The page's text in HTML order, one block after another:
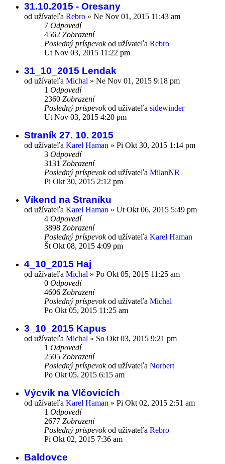
31.10.2015 - Oresany
od užívateľa Rebro » Ne Nov 01, 2015 11:43 am
7 Odpovedí
4562 Zobrazení
Posledný príspevokod užívateľa Rebro
Ut Nov 03, 2015 11:22 pm
31_10_2015 Lendak
od užívateľa Michal » Ne Nov 01, 2015 9:18 pm
1 Odpovedí
2360 Zobrazení
Posledný príspevokod užívateľa sidewinder
Ut Nov 03, 2015 4:20 pm
Straník 27. 10. 2015
od užívateľa Karel Haman » Pi Okt 30, 2015 1:14 pm
3 Odpovedí
3131 Zobrazení
Posledný príspevokod užívateľa MilanNR
Pi Okt 30, 2015 2:12 pm
Víkend na Straníku
od užívateľa Karel Haman » Ut Okt 06, 2015 5:49 pm
4 Odpovedí
3898 Zobrazení
Posledný príspevokod užívateľa Karel Haman
Št Okt 08, 2015 4:09 pm
4_10_2015 Haj
od užívateľa Michal » Po Okt 05, 2015 11:25 am
0 Odpovedí
4606 Zobrazení
Posledný príspevokod užívateľa Michal
Po Okt 05, 2015 11:25 am
3_10_2015 Kapus
od užívateľa Michal » So Okt 03, 2015 9:21 pm
1 Odpovedí
2505 Zobrazení
Posledný príspevokod užívateľa Norbert
Po Okt 05, 2015 6:15 am
Výcvik na Vlčovicích
od užívateľa Karel Haman » Pi Okt 02, 2015 2:51 am
1 Odpovedí
2677 Zobrazení
Posledný príspevokod užívateľa Rebro
Pi Okt 02, 2015 7:36 am
Baldovce